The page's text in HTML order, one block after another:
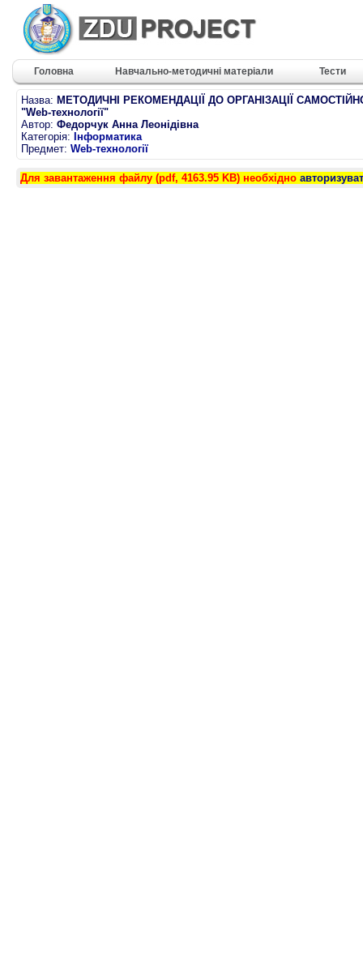
Головна Навчально-методичні матеріали Тести
Назва: МЕТОДИЧНІ РЕКОМЕНДАЦІЇ ДО ОРГАНІЗАЦІЇ
"Web-технології"
Автор: Федорчук Анна Леонідівна
Категорія: Інформатика
Предмет: Web-технології
Для завантаження файлу (pdf, 4163.95 KB) необхідно